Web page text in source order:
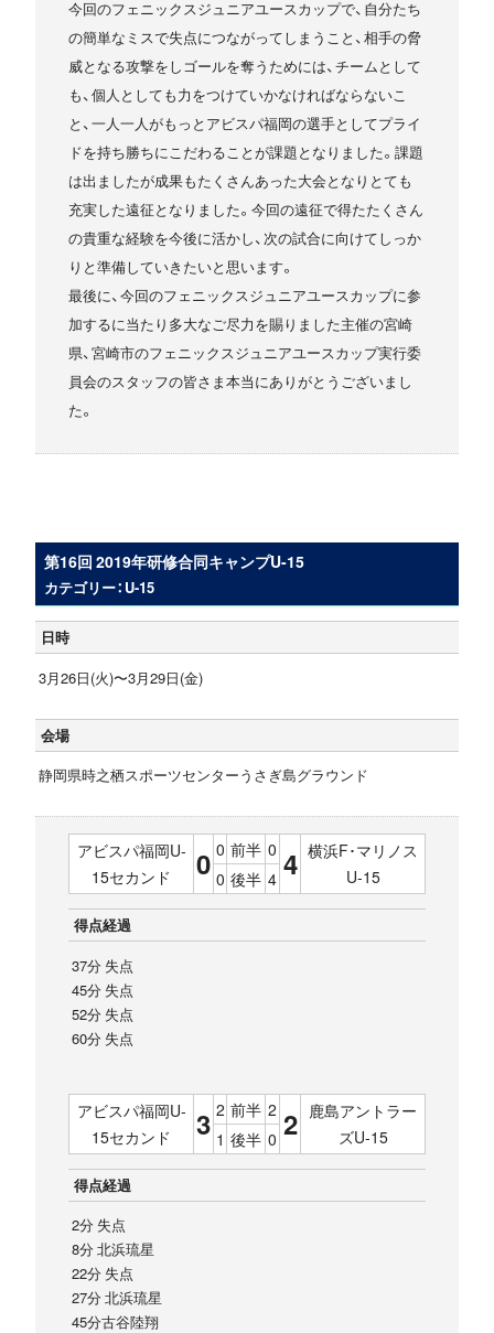
今回のフェニックスジュニアユースカップで、自分たち
の簡単なミスで失点につながってしまうこと、相手の脅
威となる攻撃をしゴールを奪うためには、チームとして
も、個人としても力をつけていかなければならないこ
と、一人一人がもっとアビスパ福岡の選手としてプライ
ドを持ち勝ちにこだわることが課題となりました。課題
は出ましたが成果もたくさんあった大会となりとても
充実した遠征となりました。今回の遠征で得たたくさん
の貴重な経験を今後に活かし、次の試合に向けてしっか
りと準備していきたいと思います。
最後に、今回のフェニックスジュニアユースカップに参
加するに当たり多大なご尽力を賜りました主催の宮崎
県、宮崎市のフェニックスジュニアユースカップ実行委
員会のスタッフの皆さま本当にありがとうございまし
た。
第16回 2019年研修合同キャンプU-15
カテゴリー：U-15
日時
3月26日(火)〜3月29日(金)
会場
静岡県時之栖スポーツセンターうさぎ島グラウンド
アビスパ福岡U-
15セカンド
0 0 前半 0 4 横浜F･マリノス
U-15
0 後半 4
得点経過
37分 失点
45分 失点
52分 失点
60分 失点
アビスパ福岡U-
15セカンド
3 2 前半 2 2
鹿島アントラー
ズU-15
1 後半 0
得点経過
2分 失点
8分 北浜琉星
22分 失点
27分 北浜琉星
45分古谷陸翔